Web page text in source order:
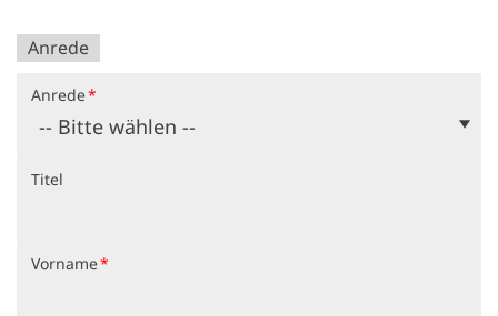
Anrede
Anrede*
Titel
Vorname*